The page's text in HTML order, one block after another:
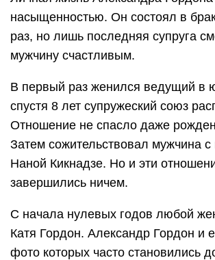
насыщенностью. Он состоял в
раз, но лишь последняя супруга
мужчину счастливым.
В первый раз женился ведущий в
спустя 8 лет супружеский союз
Отношение не спасло даже
Затем сожительствовал мужчина с
Наной Кикнадзе. Но и эти
завершились ничем.
С начала нулевых годов любой
Катя Гордон. Александр Гордон и
фото которых часто становились